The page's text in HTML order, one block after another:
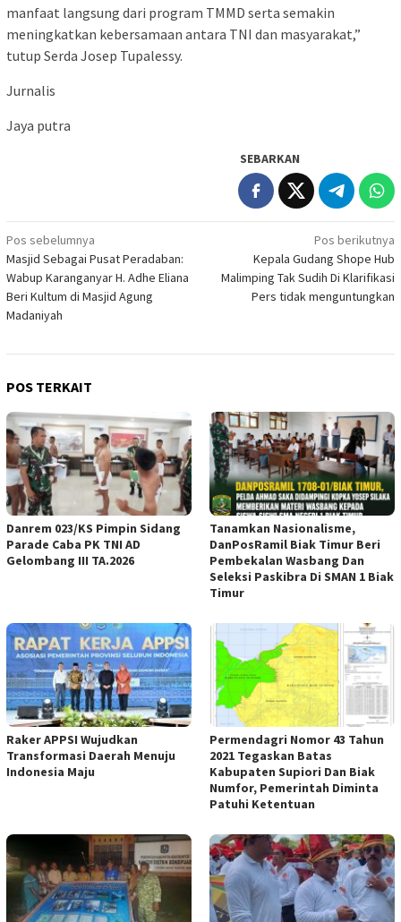
manfaat langsung dari program TMMD serta semakin
meningkatkan kebersamaan antara TNI dan masyarakat,”
tutup Serda Josep Tupalessy.
Jurnalis
Jaya putra
SEBARKAN
Navigasi
pos
Pos sebelumnya
Masjid Sebagai Pusat Peradaban:
Wabup Karanganyar H. Adhe Eliana
Beri Kultum di Masjid Agung
Madaniyah
Pos berikutnya
Kepala Gudang Shope Hub
Malimping Tak Sudih Di Klarifikasi
Pers tidak menguntungkan
POS TERKAIT
Danrem 023/KS Pimpin Sidang
Parade Caba PK TNI AD
Gelombang III TA.2026 ‎
Tanamkan Nasionalisme,
DanPosRamil Biak Timur Beri
Pembekalan Wasbang Dan
Seleksi Paskibra Di SMAN 1 Biak
Timur
Raker APPSI Wujudkan
Transformasi Daerah Menuju
Indonesia Maju
Permendagri Nomor 43 Tahun
2021 Tegaskan Batas
Kabupaten Supiori Dan Biak
Numfor, Pemerintah Diminta
Patuhi Ketentuan